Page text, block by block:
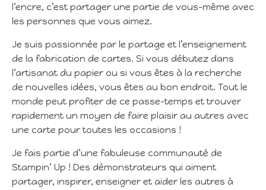
l’encre, c’est partager une partie de vous-même avec
les personnes que vous aimez.
Je suis passionnée par le partage et l’enseignement
de la fabrication de cartes. Si vous débutez dans
l’artisanat du papier ou si vous êtes à la recherche
de nouvelles idées, vous êtes au bon endroit. Tout le
monde peut profiter de ce passe-temps et trouver
rapidement un moyen de faire plaisir au autres avec
une carte pour toutes les occasions !
Je fais partie d’une fabuleuse communauté de
Stampin’ Up ! Des démonstrateurs qui aiment
partager, inspirer, enseigner et aider les autres à